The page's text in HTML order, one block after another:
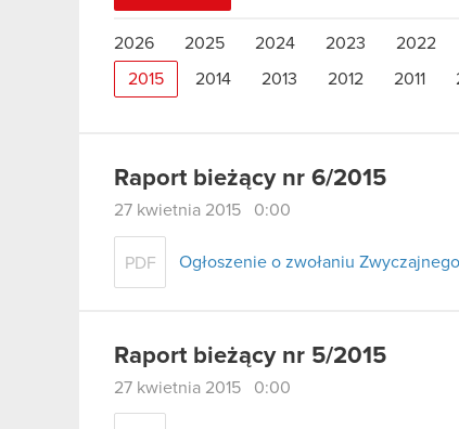
2026 2025 2024 2023 2022
2015 2014 2013 2012 2011
Raport bieżący nr 6/2015
27 kwietnia 2015 0:00
PDF Ogłoszenie o zwołaniu
Raport bieżący nr 5/2015
27 kwietnia 2015 0:00